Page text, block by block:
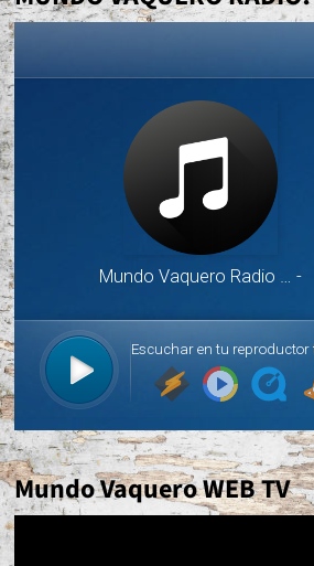
Mundo Vaquero WEB TV